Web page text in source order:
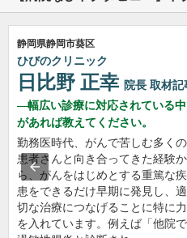
静岡県静岡市葵区
ひびのクリニック
日比野 正幸 院長 取材記
幅広い診療に対応されている
があれば教えてください。
勤務医時代、がんで苦しむ多くの
患者さんと向き合ってきた経験か
ら、がんをはじめとする重篤な疾
患をできるだけ早期に発見し、適
切な治療につなげることに特に力
を入れています。例えば「他院で